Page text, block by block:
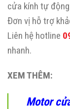
cửa kính tự
Đơn vị hỗ trợ
Liên hệ hotline
nhanh.
XEM THÊM:
Motor